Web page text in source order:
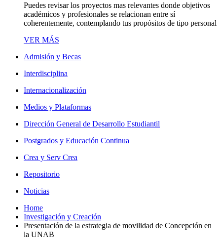
Puedes revisar los proyectos mas relevantes donde objetivos
académicos y profesionales se relacionan entre sí
coherentemente, contemplando tus propósitos de tipo personal
VER MÁS
Admisión y Becas
Interdisciplina
Internacionalización
Medios y Plataformas
Dirección General de Desarrollo Estudiantil
Postgrados y Educación Continua
Crea y Serv Crea
Repositorio
Noticias
Home
Investigación y Creación
Presentación de la estrategia de movilidad de Concepción en
la UNAB